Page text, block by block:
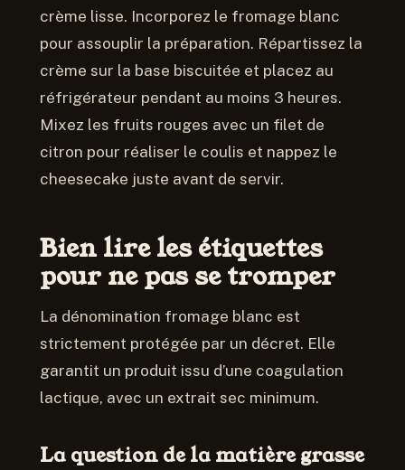
crème lisse. Incorporez le fromage blanc
pour assouplir la préparation. Répartissez la
crème sur la base biscuitée et placez au
réfrigérateur pendant au moins 3 heures.
Mixez les fruits rouges avec un filet de
citron pour réaliser le coulis et nappez le
cheesecake juste avant de servir.
Bien lire les étiquettes
pour ne pas se tromper
La dénomination fromage blanc est
strictement protégée par un décret. Elle
garantit un produit issu d’une coagulation
lactique, avec un extrait sec minimum.
La question de la matière grasse